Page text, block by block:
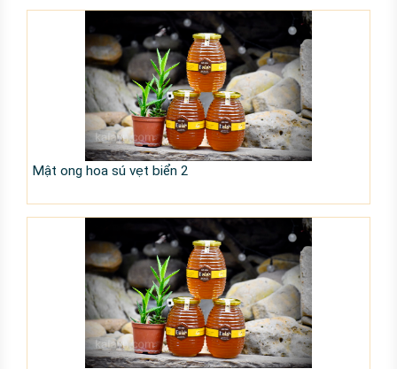
Mật ong hoa sú vẹt biển 2